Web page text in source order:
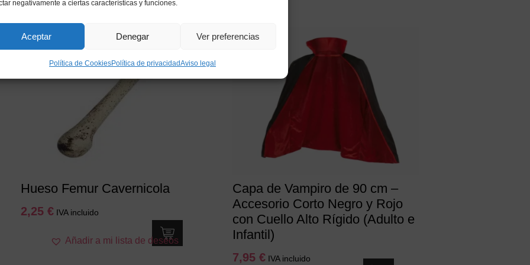
negativamente a ciertas características y funciones.
Aceptar Denegar Ver preferencias
Política de CookiesPolítica de privacidadAviso legal
Hueso Femur Cavernicola
2,25€ IVA incluido
Añadir a mi lista de deseos
Capa de Vampiro de 90 cm –
Accesorio Corto Negro y Rojo
con Cuello Alto Rígido (Adulto e
Infantil)
7,95 € IVA incluido